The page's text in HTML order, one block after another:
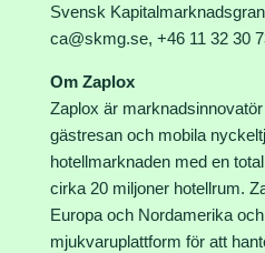
Svensk
ca@skmg.se, +46 11 32 30
Om Zaplox
Zaplox är
gästresan och mobila
hotellmarknaden med en
cirka 20 miljoner hotellrum.
Europa och Nordamerika
mjukvaruplattform för att